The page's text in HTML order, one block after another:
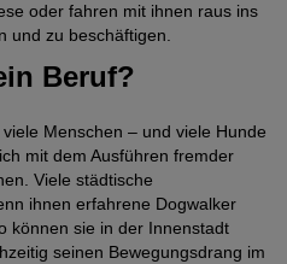
oder fahren mit ihnen raus ins
und zu beschäftigen.
Beruf?
Menschen – und viele Hunde
mit dem Ausführen fremder
Viele städtische
ihnen erfahrene Dogwalker
können sie in der Innenstadt
seinen Bewegungsdrang im